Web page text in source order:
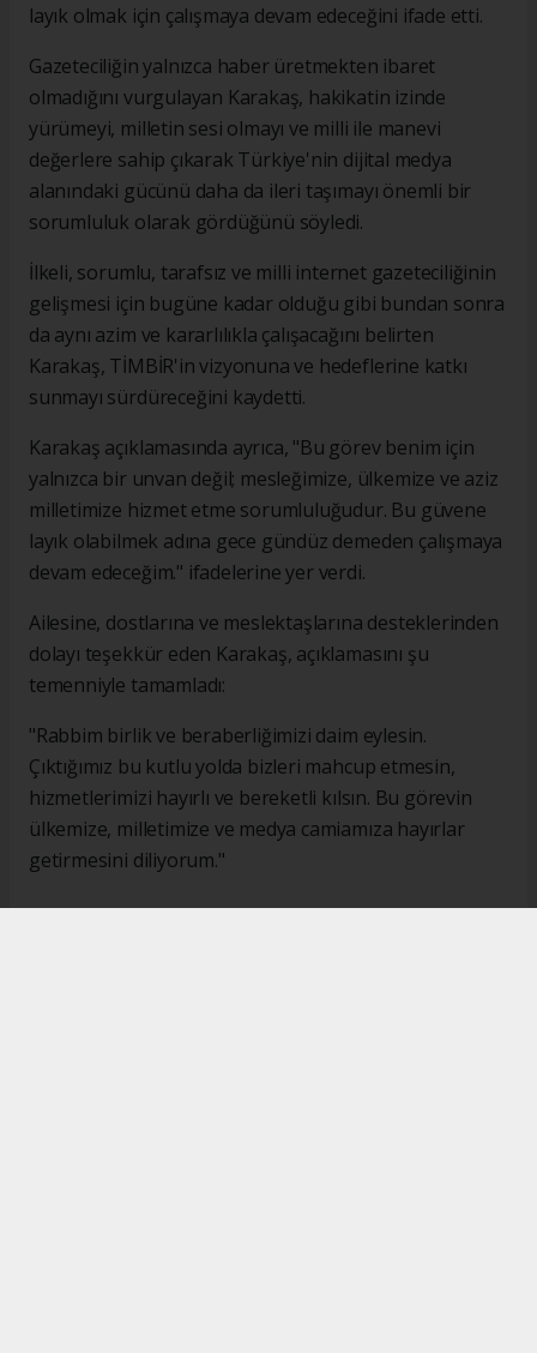
layık olmak için çalışmaya devam edeceğini ifade etti.
Gazeteciliğin yalnızca haber üretmekten ibaret
olmadığını vurgulayan Karakaş, hakikatin izinde
yürümeyi, milletin sesi olmayı ve milli ile manevi
değerlere sahip çıkarak Türkiye'nin dijital medya
alanındaki gücünü daha da ileri taşımayı önemli bir
sorumluluk olarak gördüğünü söyledi.
İlkeli, sorumlu, tarafsız ve milli internet gazeteciliğinin
gelişmesi için bugüne kadar olduğu gibi bundan sonra
da aynı azim ve kararlılıkla çalışacağını belirten
Karakaş, TİMBİR'in vizyonuna ve hedeflerine katkı
sunmayı sürdüreceğini kaydetti.
Karakaş açıklamasında ayrıca, "Bu görev benim için
yalnızca bir unvan değil; mesleğimize, ülkemize ve aziz
milletimize hizmet etme sorumluluğudur. Bu güvene
layık olabilmek adına gece gündüz demeden çalışmaya
devam edeceğim." ifadelerine yer verdi.
Ailesine, dostlarına ve meslektaşlarına desteklerinden
dolayı teşekkür eden Karakaş, açıklamasını şu
temenniyle tamamladı:
"Rabbim birlik ve beraberliğimizi daim eylesin.
Çıktığımız bu kutlu yolda bizleri mahcup etmesin,
hizmetlerimizi hayırlı ve bereketli kılsın. Bu görevin
ülkemize, milletimize ve medya camiamıza hayırlar
getirmesini diliyorum."